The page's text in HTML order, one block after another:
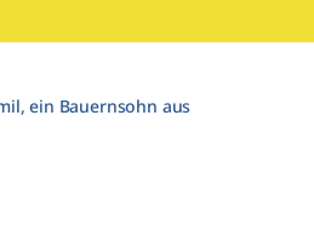
ein Bauernsohn aus